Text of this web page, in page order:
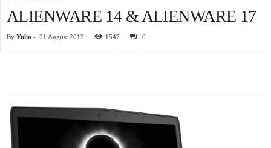
ALIENWARE 14 & ALIENWARE 17
By Yulia - 21 August 2013 1547 0